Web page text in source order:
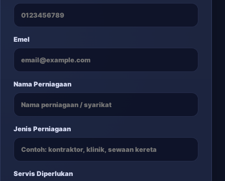
Emel
Nama Perniagaan
Jenis Perniagaan
Servis Diperlukan